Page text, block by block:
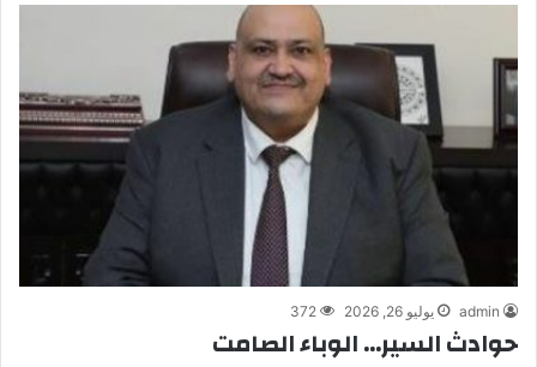
admin يوليو 26, 2026 372
حوادث السير… الوباء الصامت